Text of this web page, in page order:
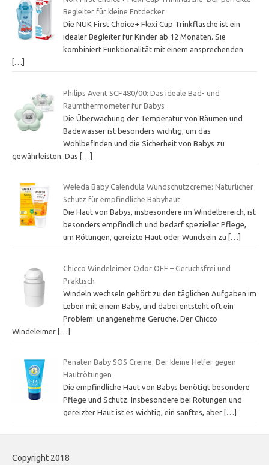
Begleiter für kleine Entdecker
Die NUK First Choice+ Flexi Cup Trinkflasche ist ein
idealer Begleiter für Kinder ab 12 Monaten. Sie
kombiniert Funktionalität mit einem ansprechenden
[…]
Philips Avent SCF480/00: Das ideale Bad- und
Raumthermometer für Babys
Die Überwachung der Temperatur von Räumen und
Badewasser ist besonders wichtig, um das
Wohlbefinden und die Sicherheit von Babys zu
gewährleisten. Das […]
Weleda Baby Calendula Wundschutzcreme: Natürlicher
Schutz für empfindliche Babyhaut
Die Haut von Babys, insbesondere im Windelbereich, ist
besonders empfindlich und bedarf spezieller Pflege,
um Rötungen, gereizte Haut oder Wundsein zu
[…]
Chicco Windeleimer Odor OFF – Geruchsfrei und
Praktisch
Windeln wechseln gehört zu den täglichen Aufgaben im
Leben mit einem Baby, und dabei entsteht oft ein
Problem: unangenehme Gerüche. Der Chicco
Windeleimer […]
Penaten Baby SOS Creme: Der kleine Helfer gegen
Hautrötungen
Die empfindliche Haut von Babys benötigt besondere
Pflege und Schutz. Insbesondere bei Rötungen und
gereizter Haut ist es wichtig, ein sanftes, aber […]
Copyright 2018